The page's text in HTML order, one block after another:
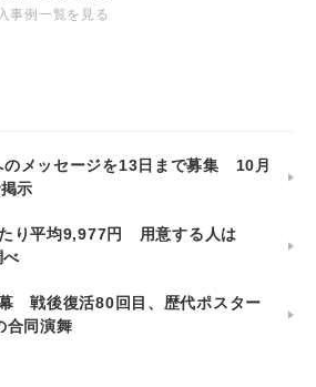
事例一覧を見る
のメッセージを13日まで募集 10月
示
り平均9,977円 用意する人は
戦後復活80回目、歴代ポスター
合同演舞